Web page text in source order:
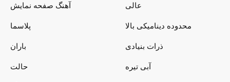
آهنگ صفحه نمایش
پلاسما
باران
حالت
عالی
محدوده دینامیکی بالا
ذرات بنیادی
آبی تیره